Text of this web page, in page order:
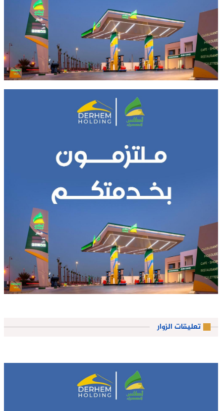
تعليقات الزوار